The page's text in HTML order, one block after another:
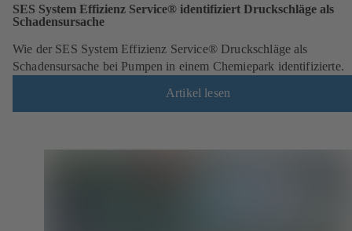
SES System Effizienz Service® identifiziert Druckschläge als
Schadensursache
Wie der SES System Effizienz Service® Druckschläge als
Schadensursache bei Pumpen in einem Chemiepark identifizierte.
Artikel lesen